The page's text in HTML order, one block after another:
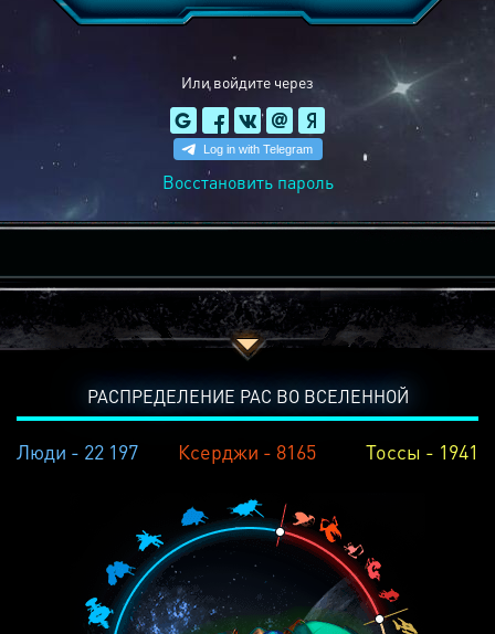
Или войдите через
Восстановить пароль
РАСПРЕДЕЛЕНИЕ РАС ВО ВСЕЛЕННОЙ
Люди - 22 197 Ксерджи - 8165 Тоссы - 1941